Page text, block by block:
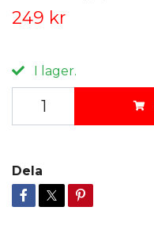
249 kr
I lager.
Dela